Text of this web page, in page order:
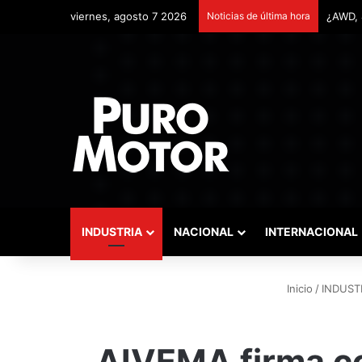
viernes, agosto 7 2026 Noticias de última hora
INDUSTRIA NACIONAL INTERNACIONAL
Inicio /